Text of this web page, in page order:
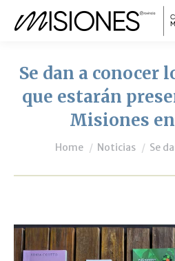
Se dan a conocer
que estarán
Misiones
You are here:
Home Noticias Se